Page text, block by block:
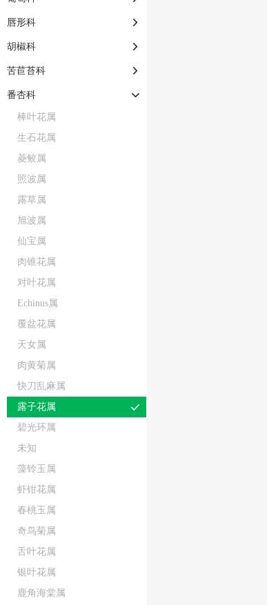
唇形科
胡椒科
苦苣苔科
番杏科
棒叶花属
生石花属
菱鲛属
照波属
露草属
旭波属
仙宝属
肉锥花属
对叶花属
Echinus属
覆盆花属
天女属
肉黄菊属
快刀乱麻属
露子花属
碧光环属
未知
藻铃玉属
虾钳花属
春桃玉属
奇鸟菊属
舌叶花属
银叶花属
鹿角海棠属